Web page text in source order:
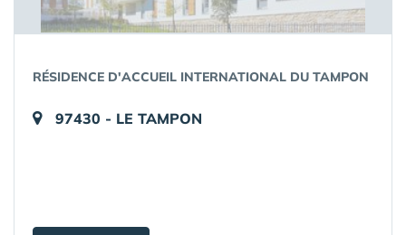
RÉSIDENCE D'ACCUEIL INTERNATIONAL DU TAMPON
97430 - LE TAMPON